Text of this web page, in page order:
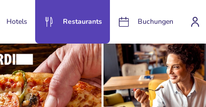
Hotels Restaurants Buchungen